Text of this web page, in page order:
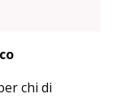
chi di